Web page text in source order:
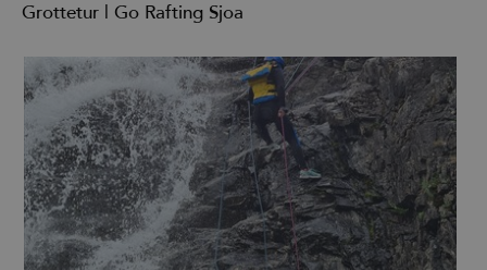
Grottetur | Go Rafting Sjoa